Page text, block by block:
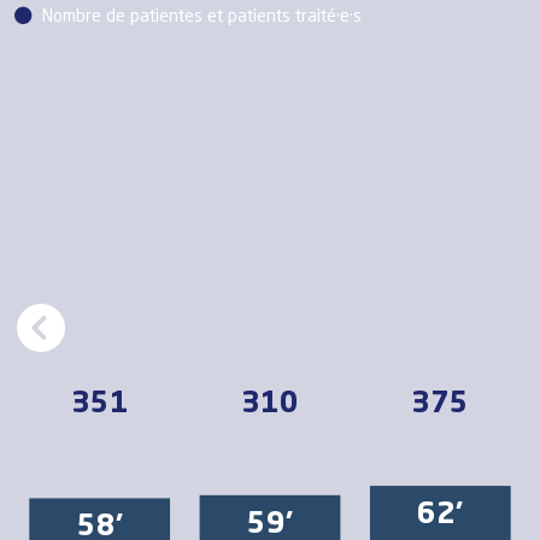
Nombre de patientes et patients traité·e·s
62'
59'
58'
375
310
351